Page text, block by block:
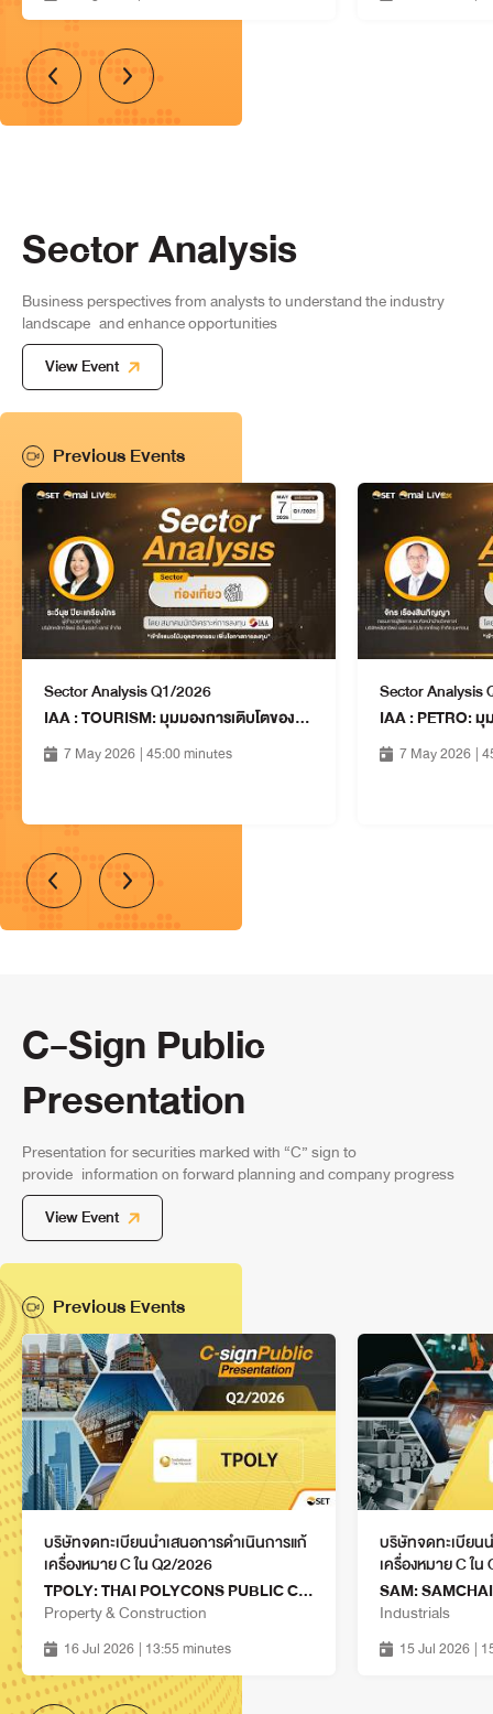
Sector Analysis
Business perspectives from analysts to understand the industry
landscape and enhance opportunities
View Event
Previous Events
Sector Analysis Q1/2026
IAA : TOURISM: มุมมองการเติบโตของธุรกิจในอุตสาหกรรมท่องเที่ยว
7 May 2026 | 45:00 minutes
Sector Analysis
7 May 2026 |
C-Sign Public
Presentation
Presentation for securities marked with “C” sign to
provide information on forward planning and company progress
View Event
Previous Events
บริษัทจดทะเบียนนำเสนอการดำเนินการแก้
เครื่องหมาย C ใน Q2/2026
TPOLY: THAI POLYCONS PUBLIC COMPANY LIMITED
Property & Construction
16 Jul 2026 | 13:55 minutes
บริษัทจดทะเบียน
เครื่องหมาย C ใ
Industrials
15 Jul 2026 |